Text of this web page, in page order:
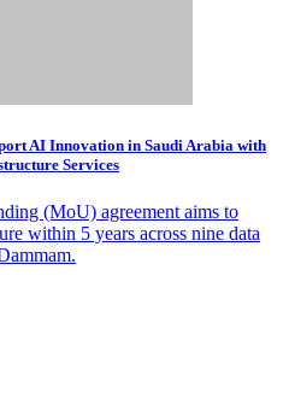
AI Innovation in Saudi Arabia with
Services
(MoU) agreement aims to
within 5 years across nine data